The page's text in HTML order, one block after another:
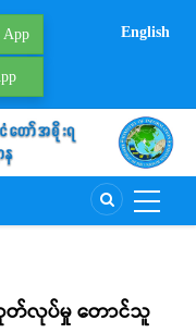
App English
ထုတ်လုပ်မှု တောင်သူ